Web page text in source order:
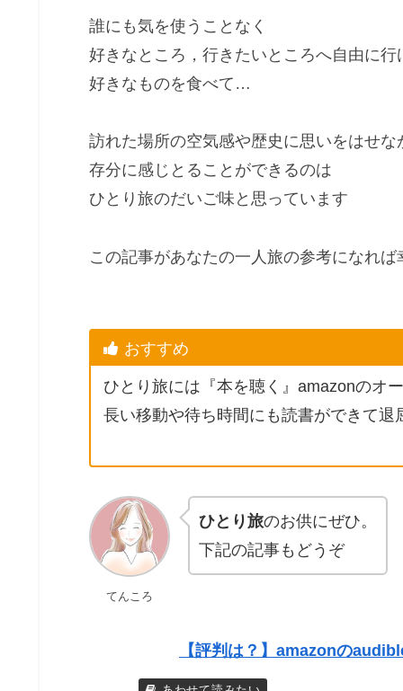
誰にも気を使うことなく
好きなところ，行きたいところへ自由に行
好きなものを食べて…
訪れた場所の空気感や歴史に思いをはせな
存分に感じとることができるのは
ひとり旅のだいご味と思っています
この記事があなたの一人旅の参考になれば
おすすめ
ひとり旅には『本を聴く』amazonのオ
長い移動や待ち時間にも読書ができて退
てんころ
ひとり旅のお供にぜひ。
下記の記事もどうぞ
【評判は？】amazonの